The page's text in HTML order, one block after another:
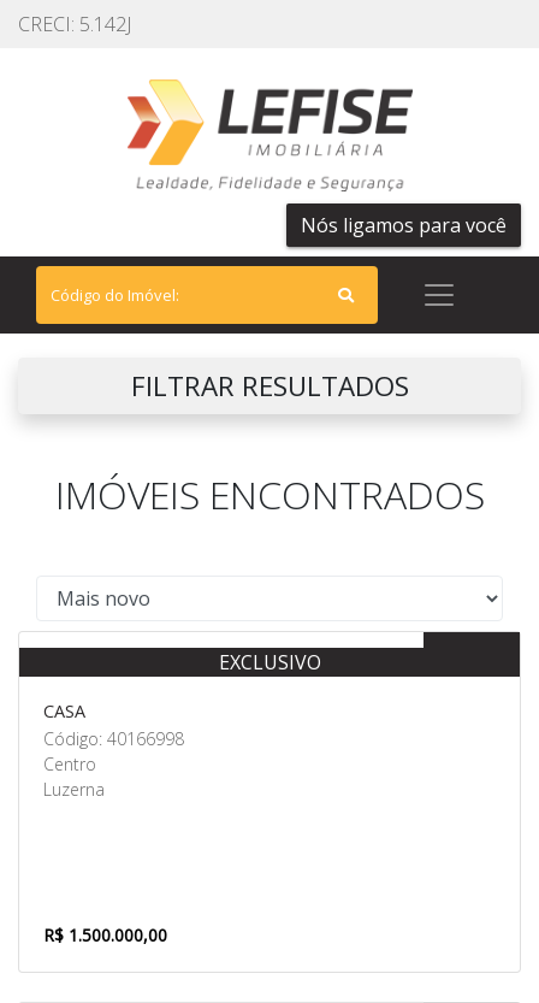
CRECI: 5.142J
Nós ligamos para você
FILTRAR RESULTADOS
IMÓVEIS ENCONTRADOS
EXCLUSIVO
CASA
Código: 40166998
Centro
Luzerna
R$ 1.500.000,00